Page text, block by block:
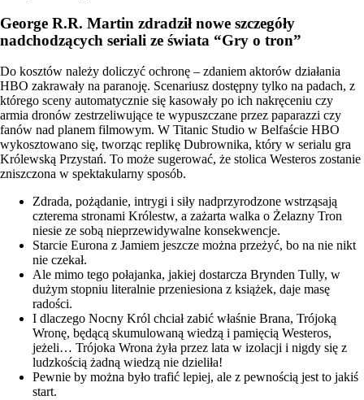
George R.R. Martin zdradził nowe szczegóły
nadchodzących seriali ze świata “Gry o tron”
Do kosztów należy doliczyć ochronę – zdaniem aktorów działania
HBO zakrawały na paranoję. Scenariusz dostępny tylko na padach, z
którego sceny automatycznie się kasowały po ich nakręceniu czy
armia dronów zestrzeliwujące te wypuszczane przez paparazzi czy
fanów nad planem filmowym. W Titanic Studio w Belfaście HBO
wykosztowano się, tworząc replikę Dubrownika, który w serialu gra
Królewską Przystań. To może sugerować, że stolica Westeros zostanie
zniszczona w spektakularny sposób.
Zdrada, pożądanie, intrygi i siły nadprzyrodzone wstrząsają
czterema stronami Królestw, a zażarta walka o Żelazny Tron
niesie ze sobą nieprzewidywalne konsekwencje.
Starcie Eurona z Jamiem jeszcze można przeżyć, bo na nie nikt
nie czekał.
Ale mimo tego połajanka, jakiej dostarcza Brynden Tully, w
dużym stopniu literalnie przeniesiona z książek, daje masę
radości.
I dlaczego Nocny Król chciał zabić właśnie Brana, Trójoką
Wronę, będącą skumulowaną wiedzą i pamięcią Westeros,
jeżeli… Trójoka Wrona żyła przez lata w izolacji i nigdy się z
ludzkością żadną wiedzą nie dzieliła!
Pewnie by można było trafić lepiej, ale z pewnością jest to jakiś
start.